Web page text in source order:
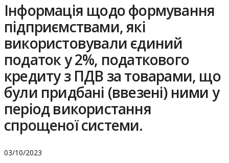
Інформація щодо формування
підприємствами, які
використовували єдиний
податок у 2%, податкового
кредиту з ПДВ за товарами, що
були придбані (ввезені) ними у
період використання
спрощеної системи.
03/10/2023